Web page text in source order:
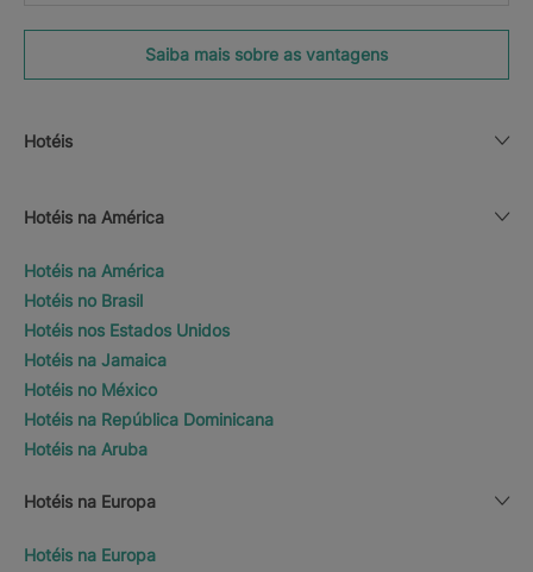
Saiba mais sobre as vantagens
Hotéis
Hotéis na América
Hotéis na América
Hotéis no Brasil
Hotéis nos Estados Unidos
Hotéis na Jamaica
Hotéis no México
Hotéis na República Dominicana
Hotéis na Aruba
Hotéis na Europa
Hotéis na Europa